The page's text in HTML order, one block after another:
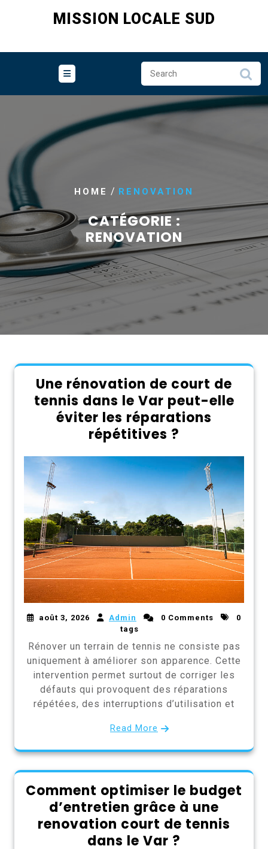
MISSION LOCALE SUD
HOME / RENOVATION
CATÉGORIE :
RENOVATION
Une rénovation de court de
tennis dans le Var peut-elle
éviter les réparations
répétitives ?
août 3, 2026 Admin 0 Comments
0
tags
Rénover un terrain de tennis ne consiste pas
uniquement à améliorer son apparence. Cette
intervention permet surtout de corriger les
défauts qui provoquent des réparations
répétées, des interruptions d’utilisation et
Read More
Comment optimiser le budget
d’entretien grâce à une
renovation court de tennis
dans le Var ?